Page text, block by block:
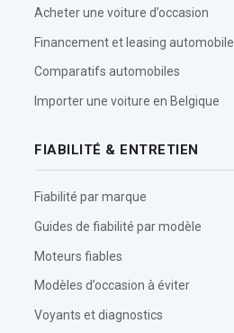
Acheter une voiture d’occasion
Financement et leasing automobile
Comparatifs automobiles
Importer une voiture en Belgique
FIABILITÉ & ENTRETIEN
Fiabilité par marque
Guides de fiabilité par modèle
Moteurs fiables
Modèles d’occasion à éviter
Voyants et diagnostics